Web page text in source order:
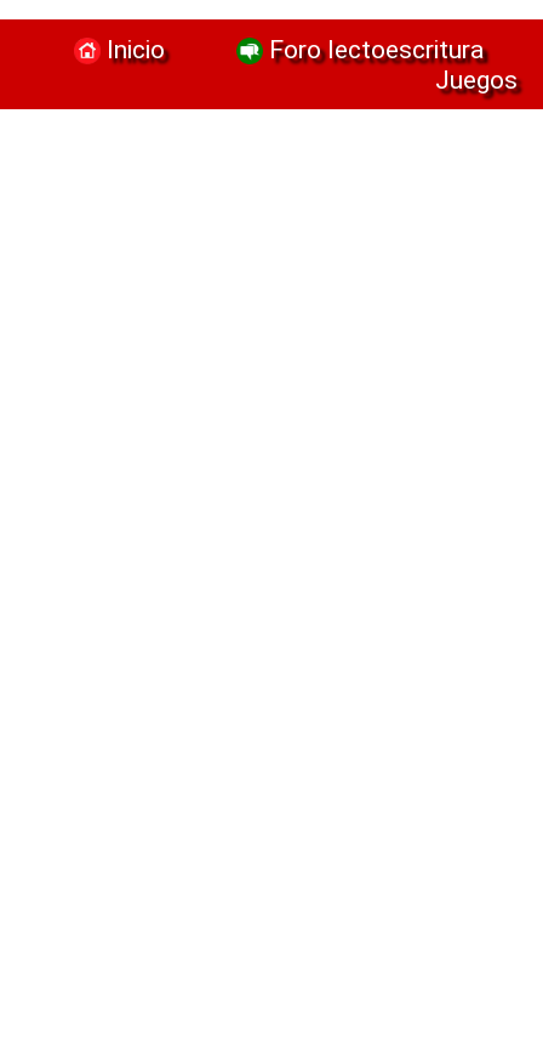
Inicio
Foro lectoescritura
Juegos